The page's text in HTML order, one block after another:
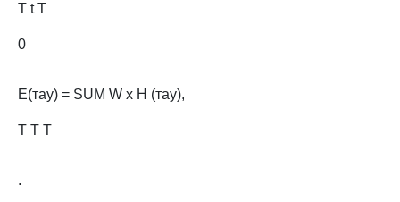
T t T
0
E(тау) = SUM W x H (тау),
T T T
.